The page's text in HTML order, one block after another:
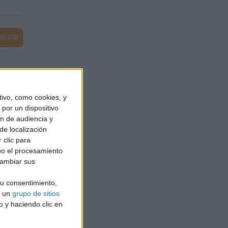
como cookies, y
un dispositivo
de audiencia y
localización
clic para
el procesamiento
sus
consentimiento,
un grupo de sitios
y haciendo clic en